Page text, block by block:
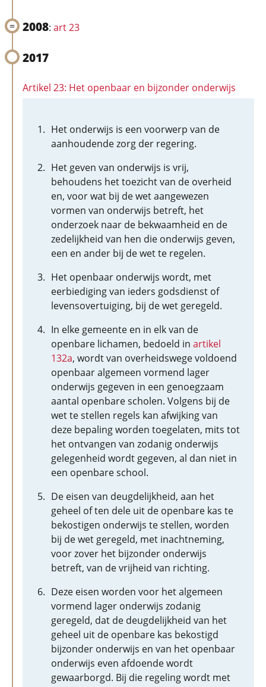
2008: art 23
2017
Artikel 23: Het openbaar en bijzonder onderwijs
Het onderwijs is een voorwerp van de
aanhoudende zorg der regering.
Het geven van onderwijs is vrij,
behoudens het toezicht van de overheid
en, voor wat bij de wet aangewezen
vormen van onderwijs betreft, het
onderzoek naar de bekwaamheid en de
zedelijkheid van hen die onderwijs geven,
een en ander bij de wet te regelen.
Het openbaar onderwijs wordt, met
eerbiediging van ieders godsdienst of
levensovertuiging, bij de wet geregeld.
In elke gemeente en in elk van de
openbare lichamen, bedoeld in artikel
132a, wordt van overheidswege voldoend
openbaar algemeen vormend lager
onderwijs gegeven in een genoegzaam
aantal openbare scholen. Volgens bij de
wet te stellen regels kan afwijking van
deze bepaling worden toegelaten, mits tot
het ontvangen van zodanig onderwijs
gelegenheid wordt gegeven, al dan niet in
een openbare school.
De eisen van deugdelijkheid, aan het
geheel of ten dele uit de openbare kas te
bekostigen onderwijs te stellen, worden
bij de wet geregeld, met inachtneming,
voor zover het bijzonder onderwijs
betreft, van de vrijheid van richting.
Deze eisen worden voor het algemeen
vormend lager onderwijs zodanig
geregeld, dat de deugdelijkheid van het
geheel uit de openbare kas bekostigd
bijzonder onderwijs en van het openbaar
onderwijs even afdoende wordt
gewaarborgd. Bij die regeling wordt met